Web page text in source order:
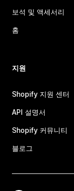
보석 및 액세서리
홈
지원
Shopify 지원 센터
API 설명서
Shopify 커뮤니티
블로그